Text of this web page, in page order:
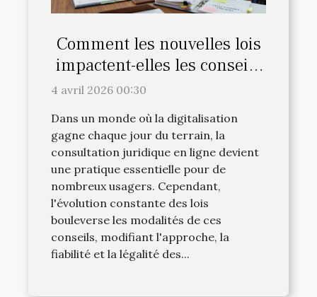
Comment les nouvelles lois
impactent-elles les conseils
juridiques en ligne ?
4 avril 2026 00:30
Dans un monde où la digitalisation
gagne chaque jour du terrain, la
consultation juridique en ligne devient
une pratique essentielle pour de
nombreux usagers. Cependant,
l'évolution constante des lois
bouleverse les modalités de ces
conseils, modifiant l'approche, la
fiabilité et la légalité des...